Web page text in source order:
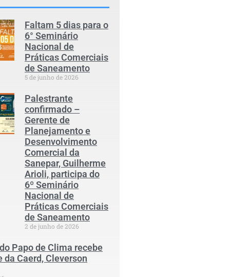
Faltam 5 dias para o
6° Seminário
Nacional de
Práticas Comerciais
de Saneamento
5 de junho de 2026
Palestrante
confirmado –
Gerente de
Planejamento e
Desenvolvimento
Comercial da
Sanepar, Guilherme
Arioli, participa do
6º Seminário
Nacional de
Práticas Comerciais
de Saneamento
2 de junho de 2026
Papo de Clima recebe
da Caerd, Cleverson